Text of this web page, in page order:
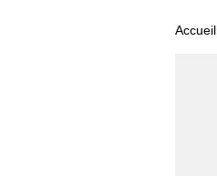
Accueil